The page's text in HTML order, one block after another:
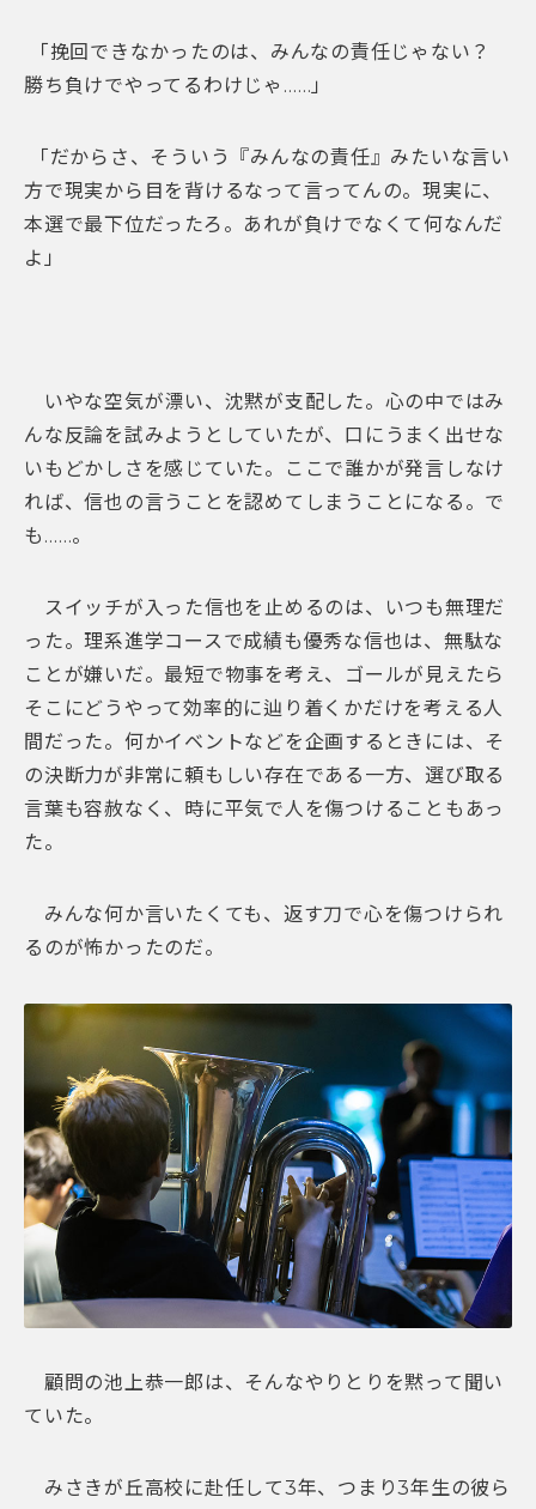
「挽回できなかったのは、みんなの責任じゃない？
勝ち負けでやってるわけじゃ……」
「だからさ、そういう『みんなの責任』みたいな言い
方で現実から目を背けるなって言ってんの。現実に、
本選で最下位だったろ。あれが負けでなくて何なんだ
よ」
いやな空気が漂い、沈黙が支配した。心の中ではみ
んな反論を試みようとしていたが、口にうまく出せな
いもどかしさを感じていた。ここで誰かが発言しなけ
れば、信也の言うことを認めてしまうことになる。で
も……。
スイッチが入った信也を止めるのは、いつも無理だ
った。理系進学コースで成績も優秀な信也は、無駄な
ことが嫌いだ。最短で物事を考え、ゴールが見えたら
そこにどうやって効率的に辿り着くかだけを考える人
間だった。何かイベントなどを企画するときには、そ
の決断力が非常に頼もしい存在である一方、選び取る
言葉も容赦なく、時に平気で人を傷つけることもあっ
た。
みんな何か言いたくても、返す刀で心を傷つけられ
るのが怖かったのだ。
顧問の池上恭一郎は、そんなやりとりを黙って聞い
ていた。
みさきが丘高校に赴任して3年、つまり3年生の彼ら